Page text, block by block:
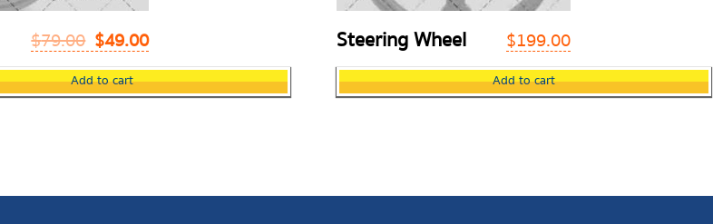
$79.00 $49.00
Add to cart
$199.00
Steering Wheel
Add to cart